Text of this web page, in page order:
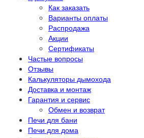
Как заказать
Варианты оплаты
Распродажа
Акции
Сертификаты
Частые вопросы
Отзывы
Калькуляторы дымохода
Доставка и монтаж
Гарантия и сервис
Обмен и возврат
Печи для бани
Печи для дома